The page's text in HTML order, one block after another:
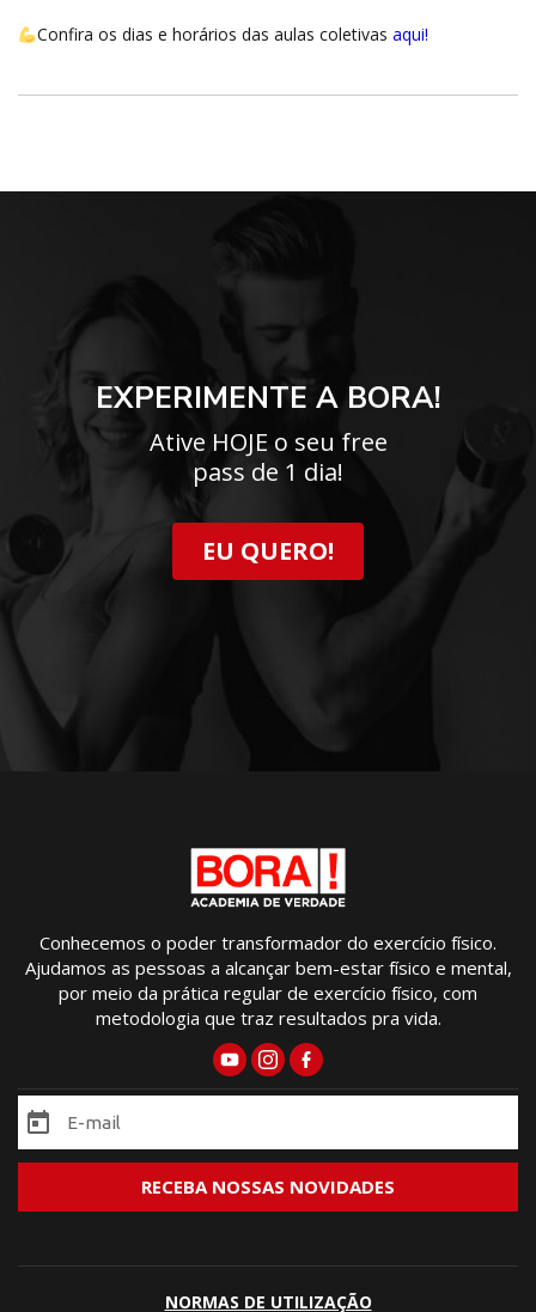
Confira os dias e horários das aulas coletivas aqui!
EXPERIMENTE A BORA!
Ative HOJE o seu free
pass de 1 dia!
EU QUERO!
Conhecemos o poder transformador do exercício físico.
Ajudamos as pessoas a alcançar bem-estar físico e mental,
por meio da prática regular de exercício físico, com
metodologia que traz resultados pra vida.
NORMAS DE UTILIZAÇÃO